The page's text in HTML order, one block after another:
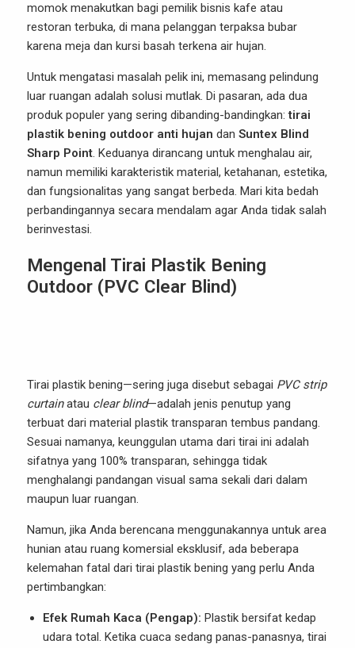
momok menakutkan bagi pemilik bisnis kafe atau
restoran terbuka, di mana pelanggan terpaksa bubar
karena meja dan kursi basah terkena air hujan.
Untuk mengatasi masalah pelik ini, memasang pelindung
luar ruangan adalah solusi mutlak. Di pasaran, ada dua
produk populer yang sering dibanding-bandingkan:tirai
plastik bening outdoor anti hujan dan Suntex Blind
Sharp Point. Keduanya dirancang untuk menghalau air,
namun memiliki karakteristik material, ketahanan, estetika,
dan fungsionalitas yang sangat berbeda. Mari kita bedah
perbandingannya secara mendalam agar Anda tidak salah
berinvestasi.
Mengenal Tirai Plastik Bening
Outdoor (PVC Clear Blind)
Tirai plastik bening—sering juga disebut sebagai PVC strip
curtainatau clear blind—adalah jenis penutup yang
terbuat dari material plastik transparan tembus pandang.
Sesuai namanya, keunggulan utama dari tirai ini adalah
sifatnya yang 100% transparan, sehingga tidak
menghalangi pandangan visual sama sekali dari dalam
maupun luar ruangan.
Namun, jika Anda berencana menggunakannya untuk area
hunian atau ruang komersial eksklusif, ada beberapa
kelemahan fatal dari tirai plastik bening yang perlu Anda
pertimbangkan:
Efek Rumah Kaca (Pengap): Plastik bersifat kedap
udara total. Ketika cuaca sedang panas-panasnya, tirai